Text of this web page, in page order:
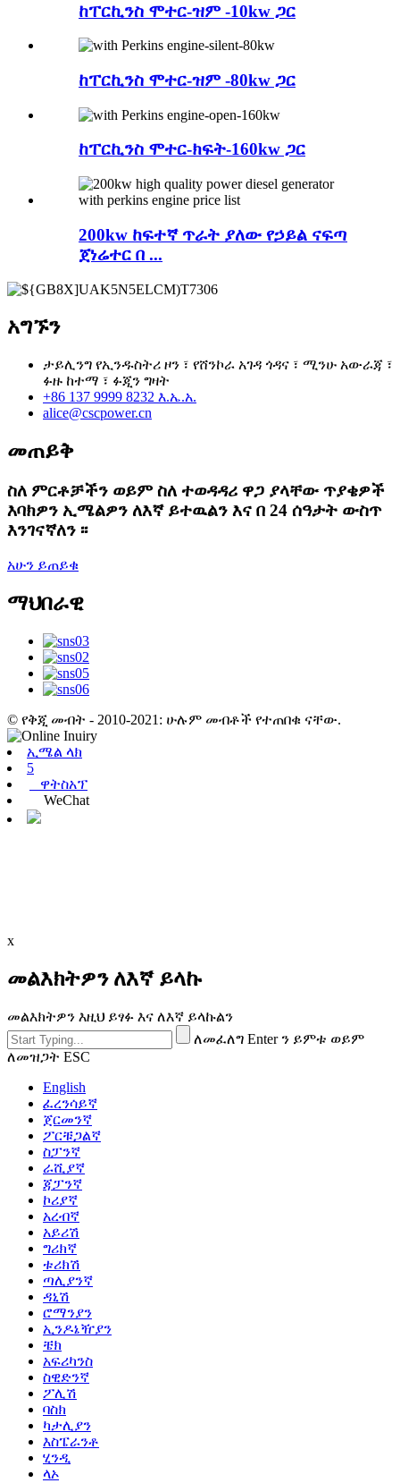
ከፐርኪንስ ሞተር-ዝም -10kw ጋር
ከፐርኪንስ ሞተር-ዝም -80kw ጋር
ከፐርኪንስ ሞተር-ክፍት-160kw ጋር
200kw ከፍተኛ ጥራት ያለው የኃይል ናፍጣ
ጀነሬተር በ ...
አግኙን
ታይሊንግ የኢንዱስትሪ ዞን ፣ የሸንኮራ አገዳ ጎዳና ፣ ሚንሁ አውራጃ ፣
ፉዙ ከተማ ፣ ፉጂን ግዛት
+86 137 9999 8232 እ.ኤ.አ.
alice@cscpower.cn
መጠይቅ
ስለ ምርቶቻችን ወይም ስለ ተወዳዳሪ ዋጋ ያላቸው ጥያቄዎች
እባክዎን ኢሜልዎን ለእኛ ይተዉልን እና በ 24 ሰዓታት ውስጥ
እንገናኛለን ፡፡
አሁን ይጠይቁ
ማህበራዊ
© የቅጂ መብት - 2010-2021: ሁሉም መብቶች የተጠበቁ ናቸው.
ኢሜል ላክ
5
ዋትስአፕ
WeChat
x
መልእክትዎን ለእኛ ይላኩ
መልእክትዎን እዚህ ይፃፉ እና ለእኛ ይላኩልን
ለመፈለግ Enter ን ይምቱ ወይም
ለመዝጋት ESC
English
ፈረንሳይኛ
ጀርመንኛ
ፖርቹጋልኛ
ስፓንኛ
ራሺያኛ
ጃፓንኛ
ኮሪያኛ
አረብኛ
አይሪሽ
ግሪክኛ
ቱሪክሽ
ጣሊያንኛ
ዳኒሽ
ሮማንያን
ኢንዶኔዥያን
ቼክ
አፍሪካንስ
ስዊድንኛ
ፖሊሽ
ባስክ
ካታሊያን
እስፔራንቶ
ሂንዲ
ላኦ